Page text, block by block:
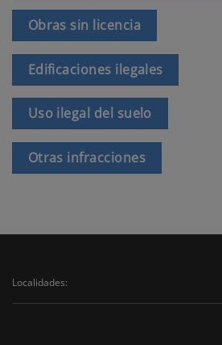
Obras sin licencia
Edificaciones ilegales
Uso ilegal del suelo
Otras infracciones
Localidades: